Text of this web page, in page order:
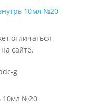
отличаться
сайте.
g
10мл №20